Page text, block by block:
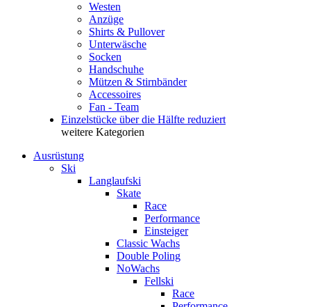
Westen
Anzüge
Shirts & Pullover
Unterwäsche
Socken
Handschuhe
Mützen & Stirnbänder
Accessoires
Fan - Team
Einzelstücke über die Hälfte reduziert
weitere Kategorien
Ausrüstung
Ski
Langlaufski
Skate
Race
Performance
Einsteiger
Classic Wachs
Double Poling
NoWachs
Fellski
Race